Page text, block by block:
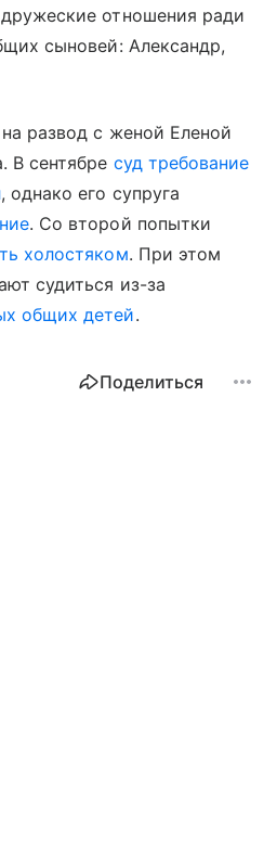
отношения ради
сыновей: Александр,
развод с женой Еленой
В сентябре суд требование
, однако его супруга
. Со второй попытки
холостяком. При этом
судиться из-за
общих детей.
Поделиться